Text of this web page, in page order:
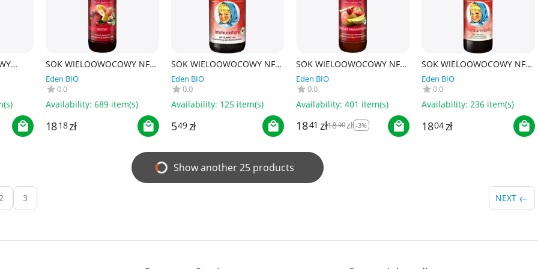
11
SOK WIELOOWOCOWY NFC
DETOX Z BURAKIEM,
MATCHĄ I SPIRULINĄ BIO
750 ml - RABENHORST
Eden BIO
0.0
Availability: 689 item(s)
1818 zł
SOK WIELOOWOCOWY NFC
NA ODPORNOŚĆ BIO 125
ml - ROTBACKCHEN
Eden BIO
0.0
Availability: 125 item(s)
549 zł
SOK WIELOOWOCOWY NFC
NA ODPORNOŚĆ BIO 750
ml - RABENHORST
Eden BIO
0.0
Availability: 401 item(s)
1841 zł1890zł -3%
SOK WIELOOWOCOWY NFC
NA ODPORNOŚĆ BIO 750
ml - ROTBACKCHEN
Eden BIO
0.0
Availability: 236 item(s)
1804 zł
Show another 25 products
3 NEXT